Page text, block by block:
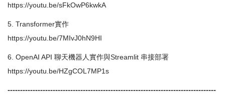
https://youtu.be/sFkOwP6kwkA
5. Transformer實作
https://youtu.be/7MIvJ0hN9HI
6. OpenAI API 聊天機器人實作與Streamlit 串接部署
https://youtu.be/HZgCOL7MP1s
-----------------------------------------------------------------------------------